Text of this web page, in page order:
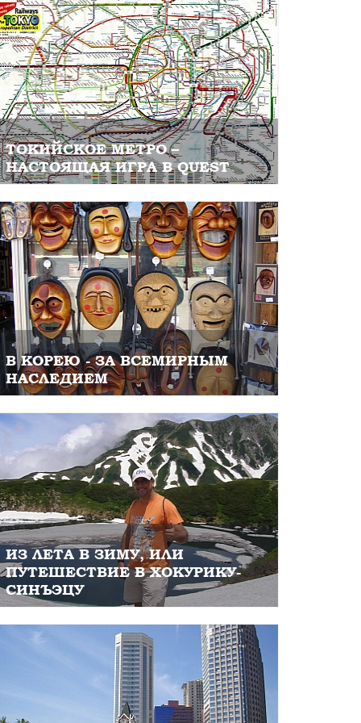
ТОКИЙСКОЕ МЕТРО –
НАСТОЯЩАЯ ИГРА В QUEST
В КОРЕЮ - ЗА ВСЕМИРНЫМ
НАСЛЕДИЕМ
ИЗ ЛЕТА В ЗИМУ, ИЛИ
ПУТЕШЕСТВИЕ В ХОКУРИКУ-
СИНЪЭЦУ